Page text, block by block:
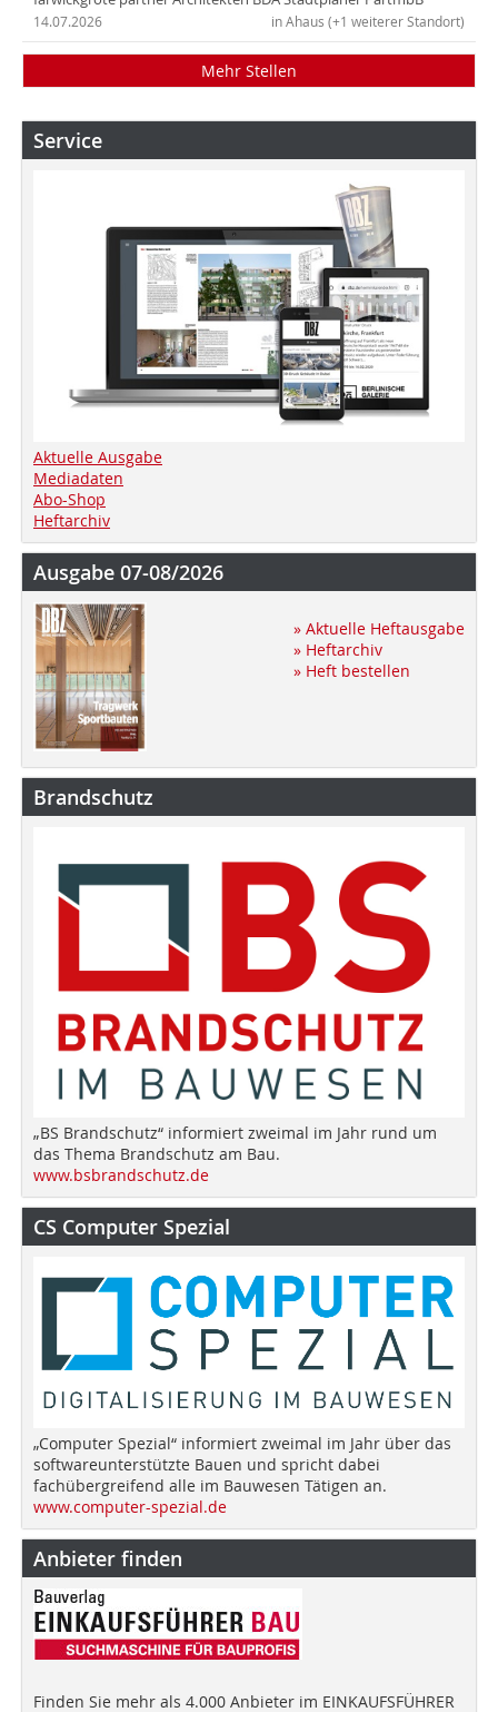
in Ahaus (+1 weiterer Standort)
14.07.2026
Mehr Stellen
Service
Aktuelle Ausgabe
Mediadaten
Abo-Shop
Heftarchiv
Ausgabe 07-08/2026
» Aktuelle Heftausgabe
» Heftarchiv
» Heft bestellen
Brandschutz
„BS Brandschutz“ informiert zweimal im Jahr rund um
das Thema Brandschutz am Bau.
www.bsbrandschutz.de
CS Computer Spezial
„Computer Spezial“ informiert zweimal im Jahr über das
softwareunterstützte Bauen und spricht dabei
fachübergreifend alle im Bauwesen Tätigen an.
www.computer-spezial.de
Anbieter finden
Finden Sie mehr als 4.000 Anbieter im EINKAUFSFÜHRER